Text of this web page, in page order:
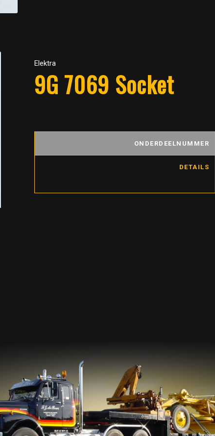
Elektra
9G 7069 Socket
ONDERDEELNUMMER
DETAILS